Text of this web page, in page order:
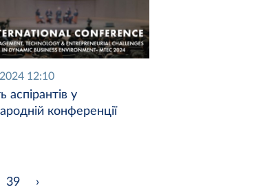
12:10
аспірантів у
конференції
39 ›